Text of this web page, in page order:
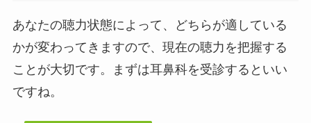
あなたの聴力状態によって、どちらが適している
かが変わってきますので、現在の聴力を把握する
ことが大切です。まずは耳鼻科を受診するといい
ですね。